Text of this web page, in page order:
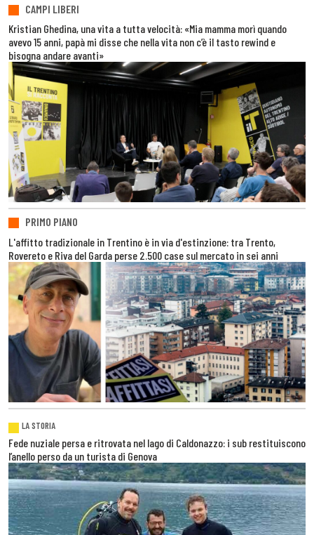
CAMPI LIBERI
Kristian Ghedina, una vita a tutta velocità: «Mia mamma morì quando
avevo 15 anni, papà mi disse che nella vita non c’è il tasto rewind e
bisogna andare avanti»
PRIMO PIANO
L'affitto tradizionale in Trentino è in via d'estinzione: tra Trento,
Rovereto e Riva del Garda perse 2.500 case sul mercato in sei anni
LA STORIA
Fede nuziale persa e ritrovata nel lago di Caldonazzo: i sub restituiscono
l’anello perso da un turista di Genova